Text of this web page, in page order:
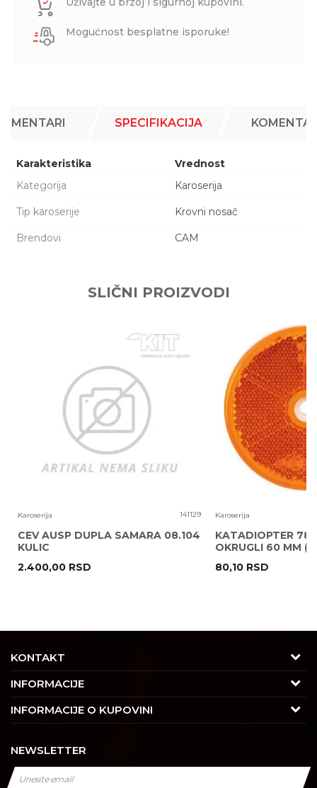
Mogućnost besplatne isporuke!
SPECIFIKACIJA
Karakteristika
Vrednost
Kategorija
Karoserija
Tip karoserije Krovni nosač
Brendovi CAM
POŠALJI
SLIČNI PROIZVODI
Karoserija 141129
CEV AUSP DUPLA SAMARA 08.104
KULIC
2.400,00 RSD
Karoserija
KATADIOPTER
OKRUGLI 60 MM ( )
80,10 RSD
KONTAKT
Adresa
Trgovačka 7/2, Čukarica
11030 Beograd, Srbija
INFORMACIJE
O nama
Saradnja
Kontakt
INFORMACIJE O KUPOVINI
Izjava o privatnosti i sigurnosti podataka
Kako kupiti
NEWSLETTER